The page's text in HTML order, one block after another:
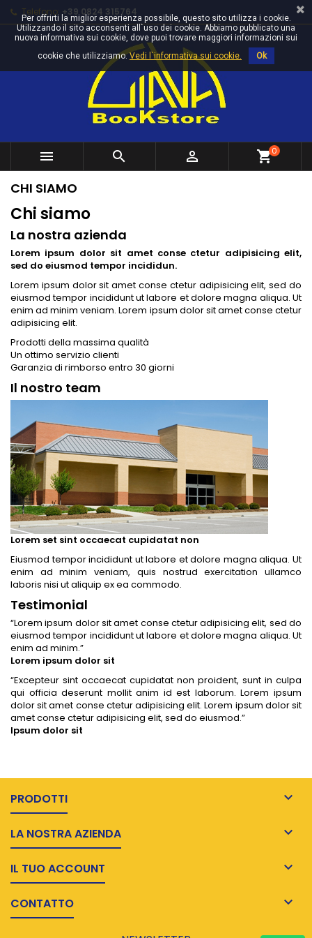
Telefono: +39 0824 315764
   shopping_cart0
CHI SIAMO
Chi siamo
La nostra azienda
Lorem ipsum dolor sit amet conse ctetur adipisicing elit,
sed do eiusmod tempor incididun.
Lorem ipsum dolor sit amet conse ctetur adipisicing elit, sed do
eiusmod tempor incididunt ut labore et dolore magna aliqua. Ut
enim ad minim veniam. Lorem ipsum dolor sit amet conse ctetur
adipisicing elit.
Prodotti della massima qualità
Un ottimo servizio clienti
Garanzia di rimborso entro 30 giorni
Il nostro team
Lorem set sint occaecat cupidatat non
Eiusmod tempor incididunt ut labore et dolore magna aliqua. Ut
enim ad minim veniam, quis nostrud exercitation ullamco
laboris nisi ut aliquip ex ea commodo.
Testimonial
“Lorem ipsum dolor sit amet conse ctetur adipisicing elit, sed do
eiusmod tempor incididunt ut labore et dolore magna aliqua. Ut
enim ad minim.”
Lorem ipsum dolor sit
“Excepteur sint occaecat cupidatat non proident, sunt in culpa
qui officia deserunt mollit anim id est laborum. Lorem ipsum
dolor sit amet conse ctetur adipisicing elit. Lorem ipsum dolor sit
amet conse ctetur adipisicing elit, sed do eiusmod.”
Ipsum dolor sit
PRODOTTI 
LA NOSTRA AZIENDA 
IL TUO ACCOUNT 
CONTATTO 
Per offrirti la miglior esperienza possibile, questo sito utilizza i cookie.
Utilizzando il sito acconsenti all`uso dei cookie. Abbiamo pubblicato una
nuova informativa sui cookie, dove puoi trovare maggiori informazioni sui
cookie che utilizziamo.Vedi l`informativa sui cookie. Ok